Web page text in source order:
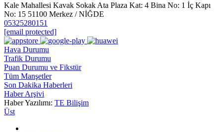
Kale Mahallesi Kavak Sokak Ata Plaza Kat: 4 Bina No: 1 İç Kapı
No: 15 51100 Merkez / NİĞDE
05325280151
[email protected]
Hava Durumu
Trafik Durumu
Puan Durumu ve Fikstür
Tüm Manşetler
Son Dakika Haberleri
Haber Arşivi
Haber Yazılımı: TE Bilişim
Üst